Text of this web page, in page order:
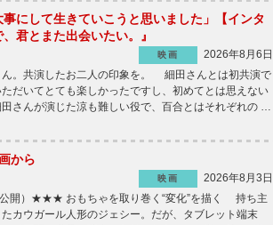
にして生きていこうと思いました」【インタ
君とまた出会いたい。』
映画
2026年8月6日
ん。共演したお二人の印象を。 細田さんとは初共演で
だいてとても楽しかったですし、初めてとは思えない
さんが演じた涼も難しい役で、百合とはそれぞれの …
から
映画
2026年8月3日
公開）★★★ おもちゃを取り巻く“変化”を描く 持ち主
カウガール人形のジェシー。だが、タブレット端末